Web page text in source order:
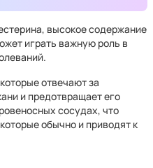
высокое содержание
играть важную роль в
отвечают за
и предотвращает его
сосудах, что
обычно и приводят к